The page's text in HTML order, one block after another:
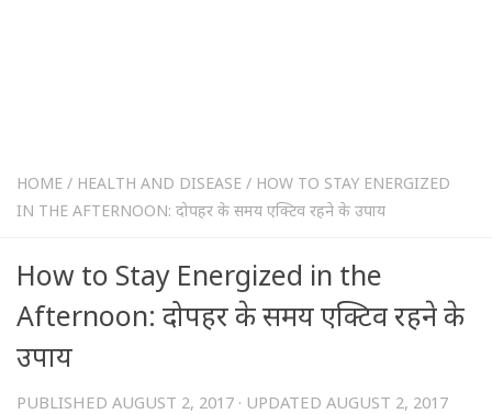
HOME / HEALTH AND DISEASE / HOW TO STAY ENERGIZED
IN THE AFTERNOON: दोपहर के समय एक्टिव रहने के उपाय
How to Stay Energized in the
Afternoon: दोपहर के समय एक्टिव रहने के
उपाय
PUBLISHED AUGUST 2, 2017 · UPDATED AUGUST 2, 2017